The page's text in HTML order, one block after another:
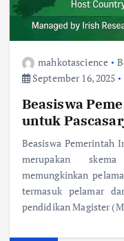
mahkotascience
September 16, 2025
Beasiswa
untuk
Beasiswa Pemerintah
merupakan
memungkinkan
termasuk pelamar
pendidikan Magister